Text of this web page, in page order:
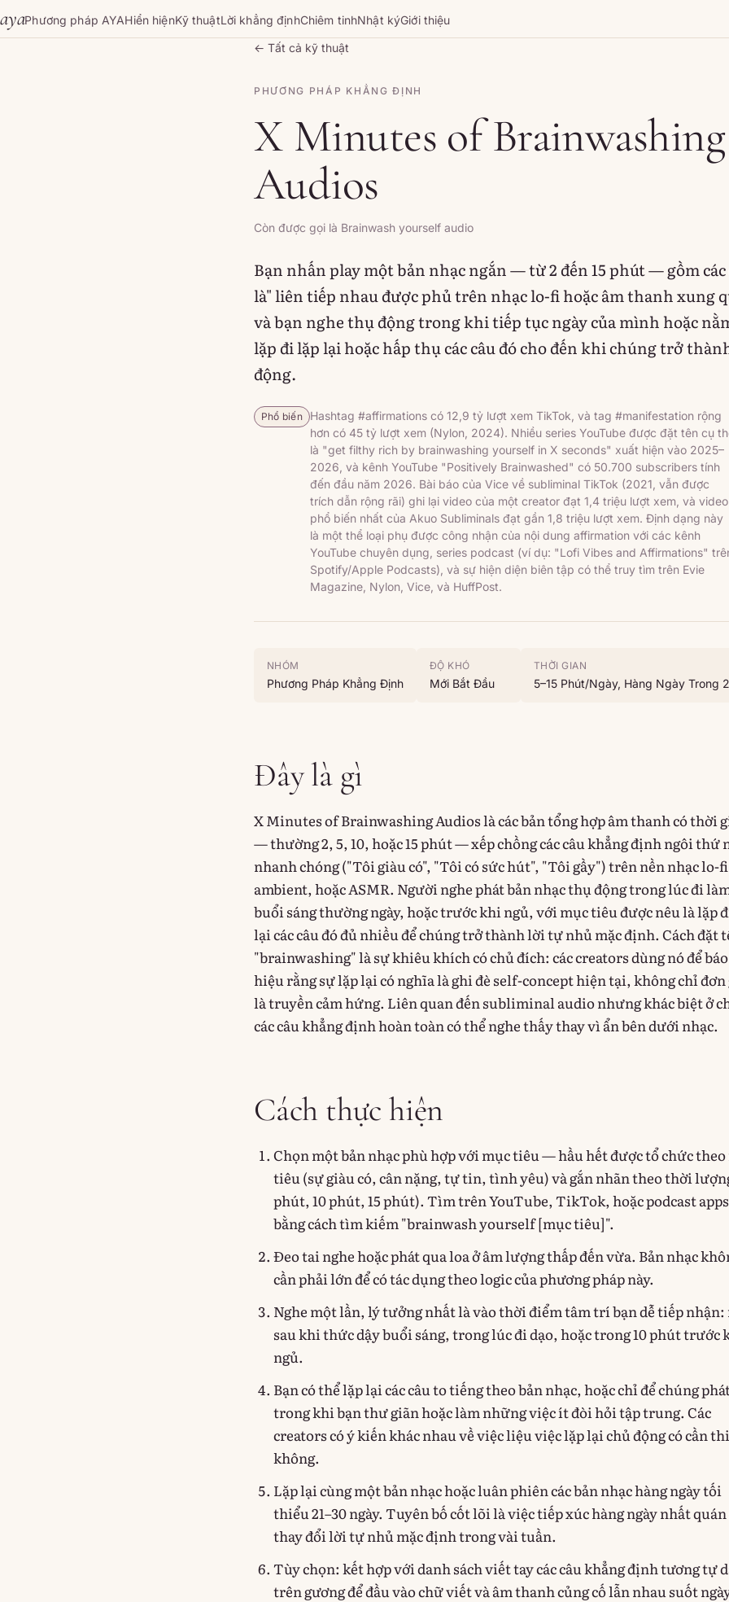
Skip to content
ayaPhương pháp AYAHiển hiệnKỹ thuậtLời khẳng địnhChiêm tinhNhật kýGiới thiệu
← Tất cả kỹ thuật
PHƯƠNG PHÁP KHẲNG ĐỊNH
X Minutes of Brainwashing
Audios
Còn được gọi là Brainwash yourself audio
Bạn nhấn play một bản nhạc ngắn — từ 2 đến 15 phút — gồm các
là" liên tiếp nhau được phủ trên nhạc lo-fi hoặc âm thanh xung
và bạn nghe thụ động trong khi tiếp tục ngày của mình hoặc
lặp đi lặp lại hoặc hấp thụ các câu đó cho đến khi chúng trở
động.
Phổ biến Hashtag #affirmations có 12,9 tỷ lượt xem TikTok, và tag #manifestation rộng
hơn có 45 tỷ lượt xem (Nylon, 2024). Nhiều series YouTube được đặt tên cụ
là "get filthy rich by brainwashing yourself in X seconds" xuất hiện vào 2025–
2026, và kênh YouTube "Positively Brainwashed" có 50.700 subscribers tính
đến đầu năm 2026. Bài báo của Vice về subliminal TikTok (2021, vẫn được
trích dẫn rộng rãi) ghi lại video của một creator đạt 1,4 triệu lượt xem, và video
phổ biến nhất của Akuo Subliminals đạt gần 1,8 triệu lượt xem. Định dạng này
là một thể loại phụ được công nhận của nội dung affirmation với các kênh
YouTube chuyên dụng, series podcast (ví dụ: "Lofi Vibes and Affirmations"
Spotify/Apple Podcasts), và sự hiện diện biên tập có thể truy tìm trên Evie
Magazine, Nylon, Vice, và HuffPost.
NHÓM
Phương Pháp Khẳng Định
ĐỘ KHÓ
Mới Bắt Đầu
THỜI GIAN
5–15 Phút/ngày, Hàng Ngày Trong
Đây là gì
X Minutes of Brainwashing Audios là các bản tổng hợp âm thanh có thời
— thường 2, 5, 10, hoặc 15 phút — xếp chồng các câu khẳng định ngôi thứ
nhanh chóng ("Tôi giàu có", "Tôi có sức hút", "Tôi gầy") trên nền nhạc lo-
ambient, hoặc ASMR. Người nghe phát bản nhạc thụ động trong lúc đi
buổi sáng thường ngày, hoặc trước khi ngủ, với mục tiêu được nêu là lặp
lại các câu đó đủ nhiều để chúng trở thành lời tự nhủ mặc định. Cách đặt
"brainwashing" là sự khiêu khích có chủ đích: các creators dùng nó để báo
hiệu rằng sự lặp lại có nghĩa là ghi đè self-concept hiện tại, không chỉ
là truyền cảm hứng. Liên quan đến subliminal audio nhưng khác biệt ở
các câu khẳng định hoàn toàn có thể nghe thấy thay vì ẩn bên dưới nhạc.
Cách thực hiện
Chọn một bản nhạc phù hợp với mục tiêu — hầu hết được tổ chức theo
tiêu (sự giàu có, cân nặng, tự tin, tình yêu) và gắn nhãn theo thời
phút, 10 phút, 15 phút). Tìm trên YouTube, TikTok, hoặc podcast apps
bằng cách tìm kiếm "brainwash yourself [mục tiêu]".
Đeo tai nghe hoặc phát qua loa ở âm lượng thấp đến vừa. Bản nhạc
cần phải lớn để có tác dụng theo logic của phương pháp này.
Nghe một lần, lý tưởng nhất là vào thời điểm tâm trí bạn dễ tiếp nhận:
sau khi thức dậy buổi sáng, trong lúc đi dạo, hoặc trong 10 phút trước
ngủ.
Bạn có thể lặp lại các câu to tiếng theo bản nhạc, hoặc chỉ để chúng
trong khi bạn thư giãn hoặc làm những việc ít đòi hỏi tập trung. Các
creators có ý kiến khác nhau về việc liệu việc lặp lại chủ động có cần
không.
Lặp lại cùng một bản nhạc hoặc luân phiên các bản nhạc hàng ngày tối
thiểu 21–30 ngày. Tuyên bố cốt lõi là việc tiếp xúc hàng ngày nhất quán
thay đổi lời tự nhủ mặc định trong vài tuần.
Tùy chọn: kết hợp với danh sách viết tay các câu khẳng định tương tự
trên gương để đầu vào chữ viết và âm thanh củng cố lẫn nhau suốt